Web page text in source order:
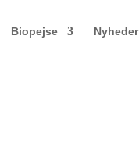
Biopejse Nyheder